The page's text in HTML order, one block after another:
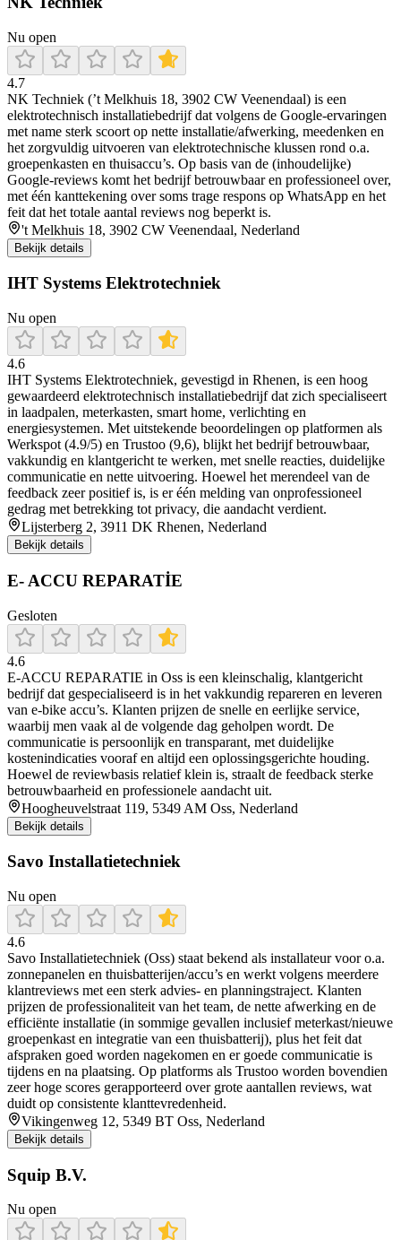
Nu open
4.7
NK Techniek (’t Melkhuis 18, 3902 CW Veenendaal) is een
elektrotechnisch installatiebedrijf dat volgens de Google-ervaringen
met name sterk scoort op nette installatie/afwerking, meedenken en
het zorgvuldig uitvoeren van elektrotechnische klussen rond o.a.
groepenkasten en thuisaccu’s. Op basis van de (inhoudelijke)
Google-reviews komt het bedrijf betrouwbaar en professioneel over,
met één kanttekening over soms trage respons op WhatsApp en het
feit dat het totale aantal reviews nog beperkt is.
't Melkhuis 18, 3902 CW Veenendaal, Nederland
Bekijk details
IHT Systems Elektrotechniek
Nu open
4.6
IHT Systems Elektrotechniek, gevestigd in Rhenen, is een hoog
gewaardeerd elektrotechnisch installatiebedrijf dat zich specialiseert
in laadpalen, meterkasten, smart home, verlichting en
energiesystemen. Met uitstekende beoordelingen op platformen als
Werkspot (4.9/5) en Trustoo (9,6), blijkt het bedrijf betrouwbaar,
vakkundig en klantgericht te werken, met snelle reacties, duidelijke
communicatie en nette uitvoering. Hoewel het merendeel van de
feedback zeer positief is, is er één melding van onprofessioneel
gedrag met betrekking tot privacy, die aandacht verdient.
Lijsterberg 2, 3911 DK Rhenen, Nederland
Bekijk details
E- ACCU REPARATİE
Gesloten
4.6
E‑ACCU REPARATIE in Oss is een kleinschalig, klantgericht
bedrijf dat gespecialiseerd is in het vakkundig repareren en leveren
van e‑bike accu’s. Klanten prijzen de snelle en eerlijke service,
waarbij men vaak al de volgende dag geholpen wordt. De
communicatie is persoonlijk en transparant, met duidelijke
kostenindicaties vooraf en altijd een oplossingsgerichte houding.
Hoewel de reviewbasis relatief klein is, straalt de feedback sterke
betrouwbaarheid en professionele aandacht uit.
Hoogheuvelstraat 119, 5349 AM Oss, Nederland
Bekijk details
Savo Installatietechniek
Nu open
4.6
Savo Installatietechniek (Oss) staat bekend als installateur voor o.a.
zonnepanelen en thuisbatterijen/accu’s en werkt volgens meerdere
klantreviews met een sterk advies- en planningstraject. Klanten
prijzen de professionaliteit van het team, de nette afwerking en de
efficiënte installatie (in sommige gevallen inclusief meterkast/nieuwe
groepenkast en integratie van een thuisbatterij), plus het feit dat
afspraken goed worden nagekomen en er goede communicatie is
tijdens en na plaatsing. Op platforms als Trustoo worden bovendien
zeer hoge scores gerapporteerd over grote aantallen reviews, wat
duidt op consistente klanttevredenheid.
Vikingenweg 12, 5349 BT Oss, Nederland
Bekijk details
Squip B.V.
Nu open